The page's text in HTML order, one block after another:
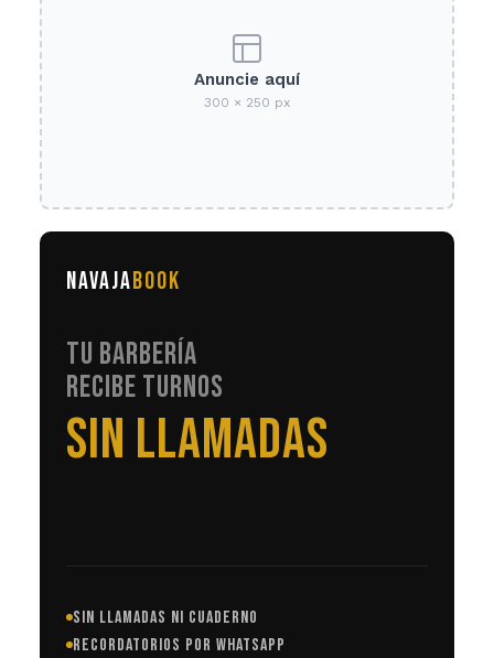
Anuncie aquí
300 × 250 px
NAVAJABOOK
TU BARBERÍA
RECIBE TURNOS
EN AUTOMÁTICO
SIN LLAMADAS NI CUADERNO
RECORDATORIOS POR WHATSAPP